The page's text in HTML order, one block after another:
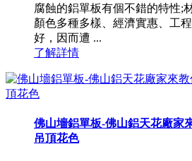
腐蝕的鋁單板有個不錯的特性;
顏色多種多樣、經濟實惠、工
好，因而遭 ...
了解詳情
佛山墻鋁單板-佛山鋁天花廠家
吊頂花色